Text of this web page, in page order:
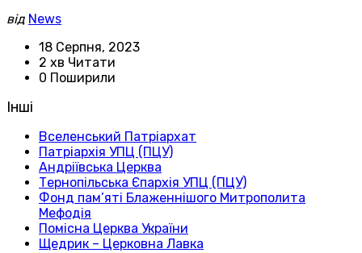
від News
18 Серпня, 2023
2 хв Читати
0 Поширили
Інші
Вселенський Патріархат
Патріархія УПЦ (ПЦУ)
Андріївська Церква
Тернопільська Єпархія УПЦ (ПЦУ)
Фонд пам’яті Блаженнішого Митрополита
Мефодія
Помісна Церква України
Щедрик – Церковна Лавка